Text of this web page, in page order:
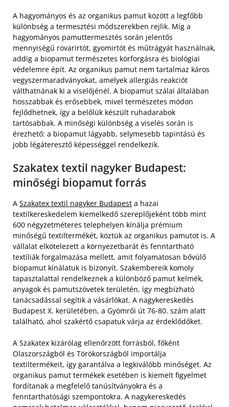
A hagyományos és az organikus pamut között a legfőbb
különbség a termesztési módszerekben rejlik. Míg a
hagyományos pamuttermesztés során jelentős
mennyiségű rovarirtót, gyomirtót és műtrágyát használnak,
addig a biopamut természetes körforgásra és biológiai
védelemre épít. Az organikus pamut nem tartalmaz káros
vegyszermaradványokat, amelyek allergiás reakciót
válthatnának ki a viselőjénél. A biopamut szálai általában
hosszabbak és erősebbek, mivel természetes módon
fejlődhetnek, így a belőlük készült ruhadarabok
tartósabbak. A minőségi különbség a viselés során is
érezhető: a biopamut lágyabb, selymesebb tapintású és
jobb légáteresztő képességgel rendelkezik.
Szakatex textil nagyker Budapest:
minőségi biopamut forrás
A Szakatex textil nagyker Budapest a hazai
textilkereskedelem kiemelkedő szereplőjeként több mint
600 négyzetméteres telephelyen kínálja prémium
minőségű textiltermékét, köztük az organikus pamutot is. A
vállalat elkötelezett a környezetbarát és fenntartható
textíliák forgalmazása mellett, amit folyamatosan bővülő
biopamut kínálatuk is bizonyít. Szakembereik komoly
tapasztalattal rendelkeznek a különböző pamut kelmék,
anyagok és pamutszövetek területén, így megbízható
tanácsadással segítik a vásárlókat. A nagykereskedés
Budapest X. kerületében, a Gyömrői út 76-80. szám alatt
található, ahol szakértő csapatuk várja az érdeklődőket.
A Szakatex kizárólag ellenőrzött forrásból, főként
Olaszországból és Törökországból importálja
textiltermékeit, így garantálva a legkiválóbb minőséget. Az
organikus pamut termékek esetében is kiemelt figyelmet
fordítanak a megfelelő tanúsítványokra és a
fenntarthatósági szempontokra. A nagykereskedés